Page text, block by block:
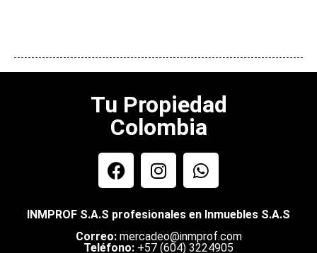
Tu Propiedad
Colombia
INMPROF S.A.S profesionales en Inmuebles S.A.S
Correo: mercadeo@inmprof.com
Teléfono: +57 (604) 3224905